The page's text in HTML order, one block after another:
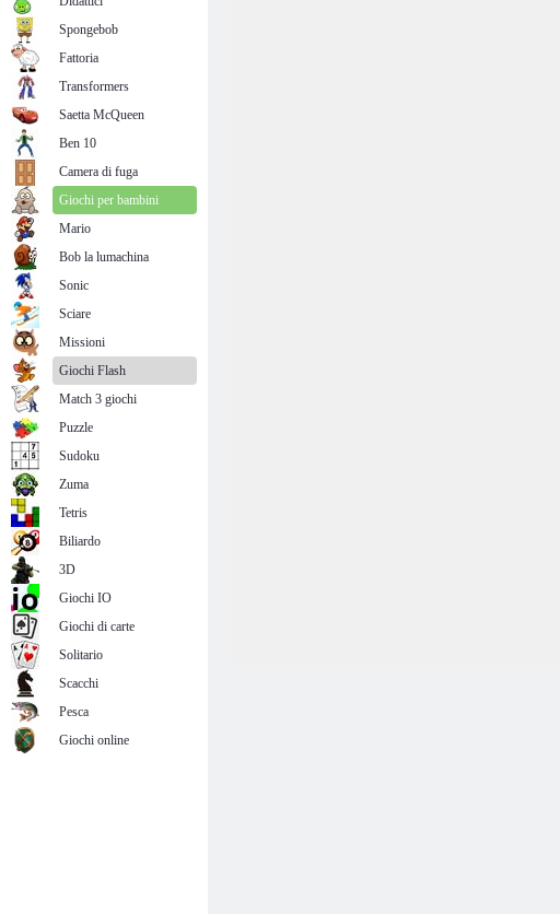
Spongebob
Fattoria
Transformers
Saetta McQueen
Ben 10
Camera di fuga
Giochi per bambini
Mario
Bob la lumachina
Sonic
Sciare
Missioni
Giochi Flash
Match 3 giochi
Puzzle
Sudoku
Zuma
Tetris
Biliardo
3D
Giochi IO
Giochi di carte
Solitario
Scacchi
Pesca
Giochi online